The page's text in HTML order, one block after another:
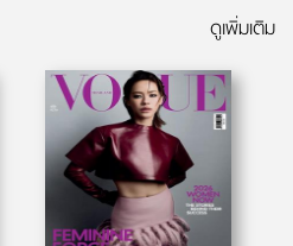
ดูเพิ่มเติม